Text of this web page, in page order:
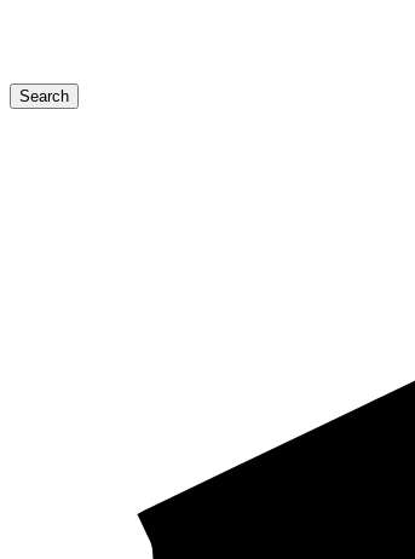
Search